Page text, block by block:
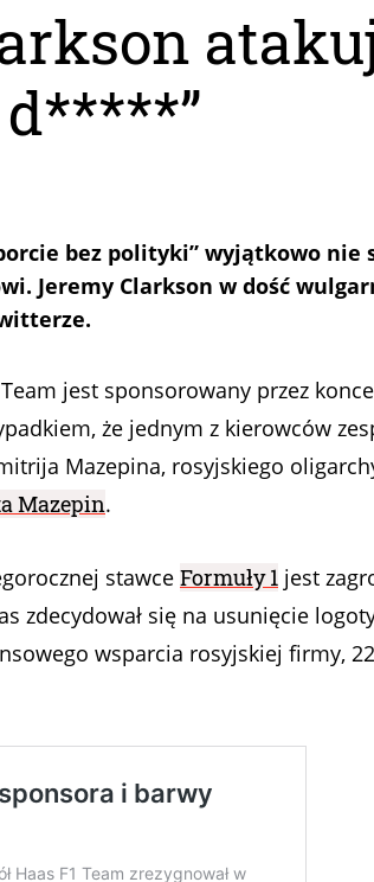
bez polityki” wyjątkowo nie
Jeremy Clarkson w dość
Team jest sponsorowany przez
że jednym z kierowców
Mazepina, rosyjskiego
Mazepin.
stawce Formuły 1 jest
zdecydował się na usunięcie
wsparcia rosyjskiej firmy,